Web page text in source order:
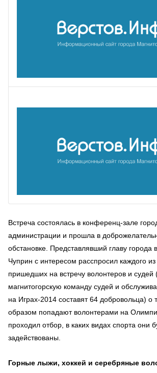
Встреча состоялась в конференц-зале
администрации и прошла в
обстановке. Представлявший главу
Чуприн с интересом расспросил каждого
пришедших на встречу волонтеров и судей
магнитогорскую команду судей и
на Играх-2014 составят 64 добровольца) о
образом попадают волонтерами на
проходил отбор, в каких видах спорта они
задействованы.
Горные лыжи, хоккей и серебряные